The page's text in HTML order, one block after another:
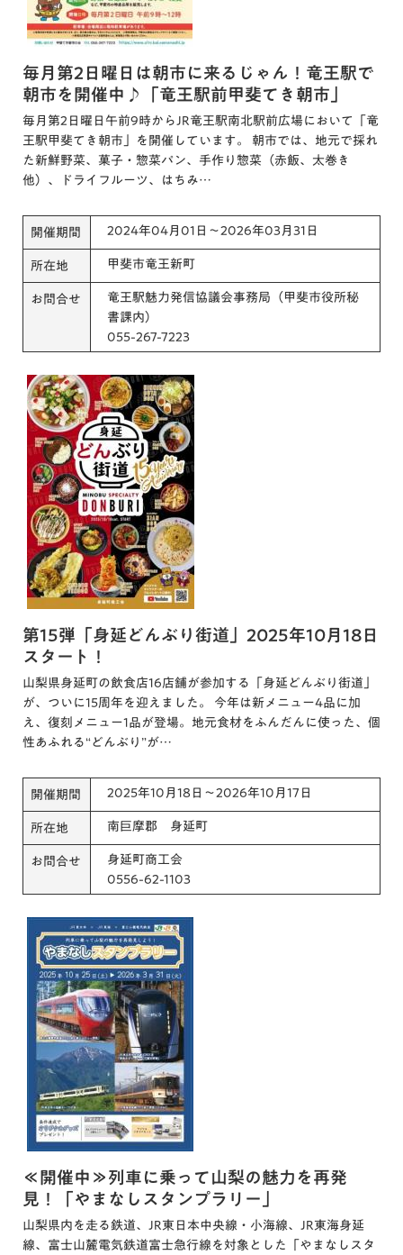
毎月第2日曜日は朝市に来るじゃん！竜王駅で
朝市を開催中♪「竜王駅前甲斐てき朝市」
毎月第2日曜日午前9時からJR竜王駅南北駅前広場において「竜
王駅甲斐てき朝市」を開催しています。 朝市では、地元で採れ
た新鮮野菜、菓子・惣菜パン、手作り惣菜（赤飯、太巻き
他）、ドライフルーツ、はちみ…
開催期間 2024年04月01日～2026年03月31日
所在地 甲斐市竜王新町
お問合せ
竜王駅魅力発信協議会事務局（甲斐市役所秘
書課内）
055-267-7223
第15弾「身延どんぶり街道」2025年10月18日
スタート！
山梨県身延町の飲食店16店舗が参加する「身延どんぶり街道」
が、ついに15周年を迎えました。 今年は新メニュー4品に加
え、復刻メニュー1品が登場。地元食材をふんだんに使った、個
性あふれる“どんぶり”が…
開催期間 2025年10月18日～2026年10月17日
所在地 南巨摩郡 身延町
お問合せ
身延町商工会
0556-62-1103
≪開催中≫列車に乗って山梨の魅力を再発
見！「やまなしスタンプラリー」
山梨県内を走る鉄道、JR東日本中央線・小海線、JR東海身延
線、富士山麓電気鉄道富士急行線を対象とした「やまなしスタ